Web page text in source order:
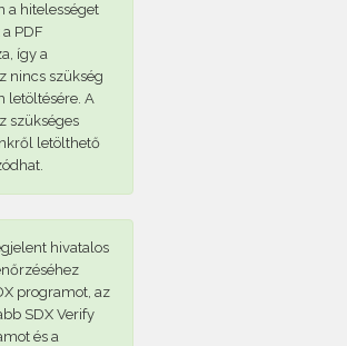
a hitelességet
PDF
így a
nincs szükség
letöltésére. A
szükséges
letölthető
hivatalos
programot, az
SDX Verify
és a